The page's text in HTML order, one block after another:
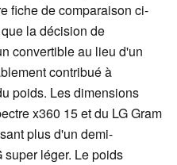
fiche de comparaison ci-
la décision de
convertible au lieu d'un
contribué à
poids. Les dimensions
x360 15 et du LG Gram
plus d'un demi-
super léger. Le poids